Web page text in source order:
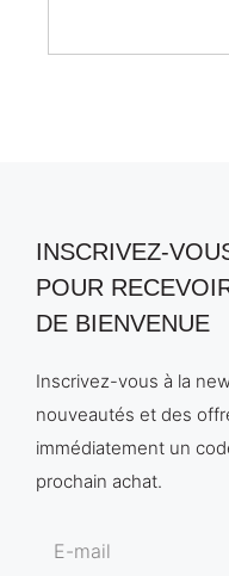
INSCRIVEZ-
POUR
DE BIENVENUE
Inscrivez-vous à la
nouveautés et des
immédiatement un
prochain achat.